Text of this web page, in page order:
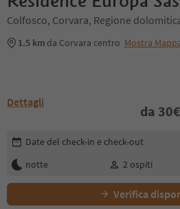
Colfosco, Corvara, Regione
1.5 km da Corvara centro Mostra
Dettagli
da 30€
Modifica i dettagli della prenotazione
Date del check-in e check-out
notte
2 ospiti
Verifica